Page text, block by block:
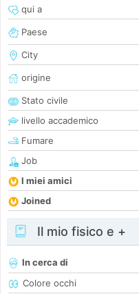
qui a
Paese
City
origine
Stato civile
livello accademico
Fumare
Job
I miei amici
Joined
Il mio fisico e +
In cerca di
Colore occhi